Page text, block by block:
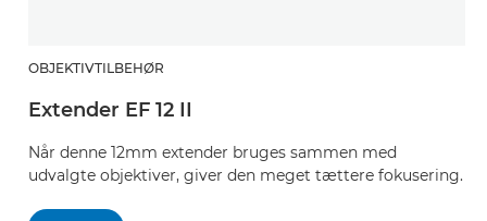
OBJEKTIVTILBEHØR
Extender EF 12 II
Når denne 12mm extender bruges sammen med
udvalgte objektiver, giver den meget tættere fokusering.